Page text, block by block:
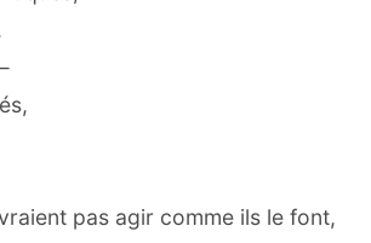
pas agir comme ils le font,